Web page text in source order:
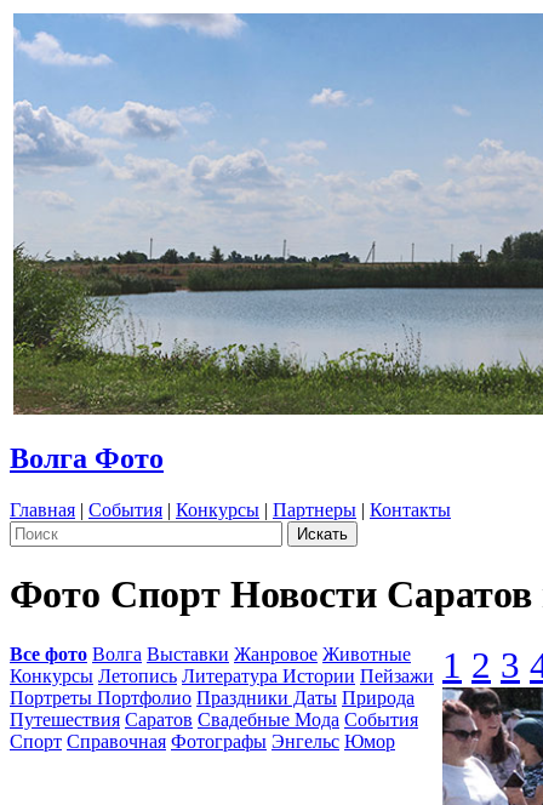
Волга Фото
Главная | События | Конкурсы | Партнеры | Контакты
Фото Спорт Новости
Все фото Волга Выставки Жанровое Животные
Конкурсы Летопись Литература Истории Пейзажи
Портреты Портфолио Праздники Даты Природа
Путешествия Саратов Свадебные Мода События
Спорт Справочная Фотографы Энгельс Юмор
1 2 3